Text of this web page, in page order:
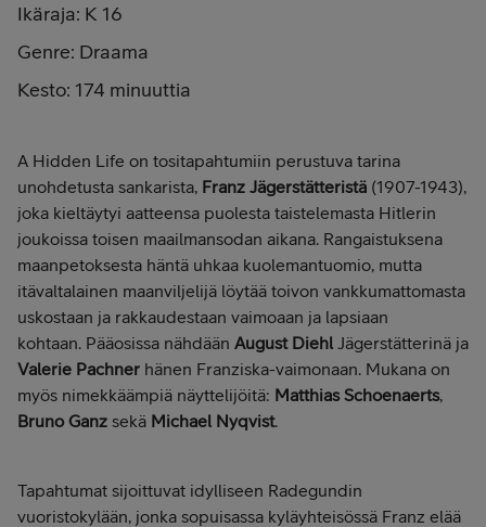
Ikäraja: K 16
Genre: Draama
Kesto: 174 minuuttia
A Hidden Life on tositapahtumiin perustuva tarina
unohdetusta sankarista, Franz Jägerstätteristä (1907-1943),
joka kieltäytyi aatteensa puolesta taistelemasta Hitlerin
joukoissa toisen maailmansodan aikana. Rangaistuksena
maanpetoksesta häntä uhkaa kuolemantuomio, mutta
itävaltalainen maanviljelijä löytää toivon vankkumattomasta
uskostaan ja rakkaudestaan vaimoaan ja lapsiaan
kohtaan. Pääosissa nähdään August Diehl Jägerstätterinä ja
Valerie Pachner hänen Franziska-vaimonaan. Mukana on
myös nimekkäämpiä näyttelijöitä: Matthias Schoenaerts,
Bruno Ganz sekä Michael Nyqvist.
Tapahtumat sijoittuvat idylliseen Radegundin
vuoristokylään, jonka sopuisassa kyläyhteisössä Franz elää